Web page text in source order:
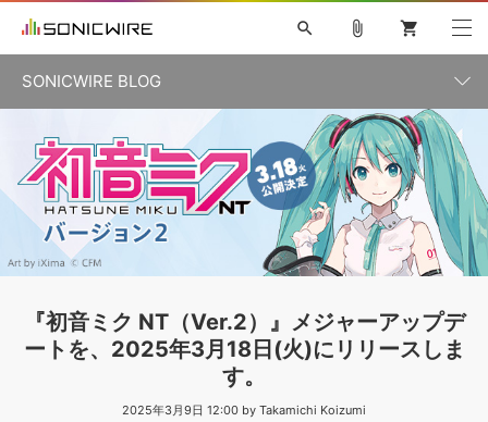
ソフト音源 »
プラグイン・エフェクト »
ソフトウェア／ツール »
キャンペーン »
特集 »
製品サポート情報 »
search
初音ミク V4X 鏡音リン・レン V4X
巡音ルカ V4X
ボーカル抜き出し
MEIKO V3 KAITO V3
MASSIVE
SYLENTH1
VOCALOID VIENNA
ライセンスフリーBGM
TOONTRACK
サンプルパックを試そう
MUTANT
シネマティック音源特集
EZdrummer2
KOTO NATION
ソフト音源 プラグイン・エフェクト サンプルパック
DAW
attach_file shopping_cart
SONICWIRE BLOG
カテゴリ一覧
記事一覧
『初音ミク NT（Ver.2）』メジャーアップデ
ートを、2025年3月18日(火)にリリースしま
す。
2025年3月9日 12:00 by Takamichi Koizumi